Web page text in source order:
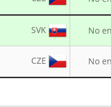
SVK No
CZE No